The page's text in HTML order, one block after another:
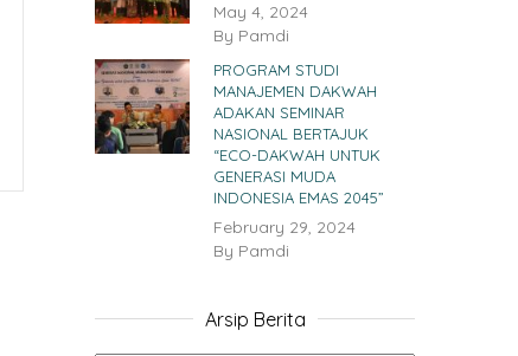
May 4, 2024
By Pamdi
PROGRAM STUDI
MANAJEMEN DAKWAH
ADAKAN SEMINAR
NASIONAL BERTAJUK
“ECO-DAKWAH UNTUK
GENERASI MUDA
INDONESIA EMAS 2045”
February 29, 2024
By Pamdi
Arsip Berita